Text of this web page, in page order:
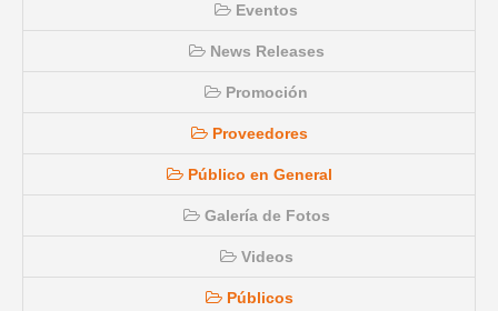
Eventos
News Releases
Promoción
Proveedores
Público en General
Galería de Fotos
Videos
Públicos